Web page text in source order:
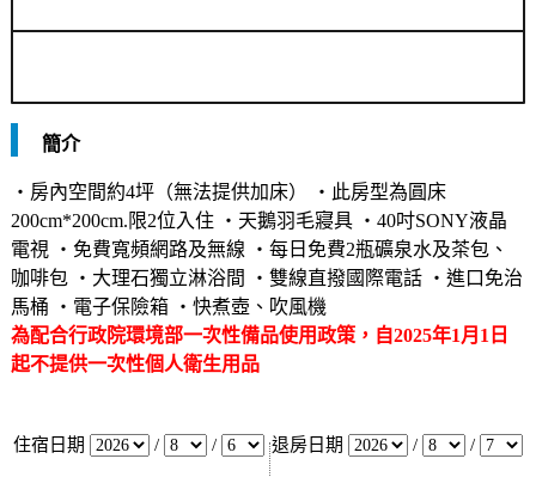
簡介
‧房內空間約4坪（無法提供加床） ‧此房型為圓床
200cm*200cm.限2位入住 ‧天鵝羽毛寢具 ‧40吋SONY液晶
電視 ‧免費寬頻網路及無線 ‧每日免費2瓶礦泉水及茶包、
咖啡包 ‧大理石獨立淋浴間 ‧雙線直撥國際電話 ‧進口免治
馬桶 ‧電子保險箱 ‧快煮壺、吹風機
為配合行政院環境部一次性備品使用政策，自2025年1月1日
起不提供一次性個人衛生用品
住宿日期 / / 退房日期 / /